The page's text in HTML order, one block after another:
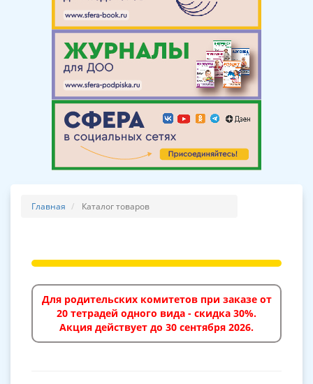
Главная Каталог товаров
Для родительских комитетов при заказе от
20 тетрадей одного вида - скидка 30%.
Акция действует до 30 сентября 2026.